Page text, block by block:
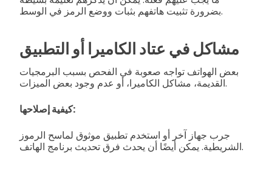
بضرورة تثبيت هاتفهم بثبات ووضع الرمز في الوسط.
مشاكل في عتاد الكاميرا أو التطبيق
بعض الهواتف تواجه صعوبة في الفحص بسبب البرمجيات
القديمة، مشاكل الكاميرا، أو عدم وجود بعض الميزات.
كيفية إصلاحها:
جرب جهاز آخر أو استخدم تطبيق موثوق لماسح الرموز
الشريطية. يمكن أيضًا أن يحدث فرق تحديث برنامج الهاتف.